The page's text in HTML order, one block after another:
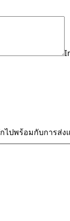
ไปพร้อมกับการส่